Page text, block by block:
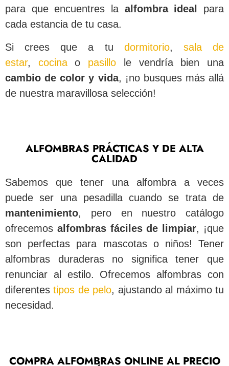
para que encuentres la alfombra ideal
para
cada estancia de tu casa.
Si crees que a tu dormitorio, sala de
estar, cocinao pasillo
le vendría bien una
cambio de color y vida, ¡no busques más allá
de nuestra maravillosa selección!
ALFOMBRAS PRÁCTICAS Y DE ALTA
CALIDAD
Sabemos que tener una alfombra a veces
puede ser una pesadilla cuando se trata de
mantenimiento, pero en nuestro catálogo
ofrecemos alfombras fáciles de limpiar, ¡que
son perfectas para mascotas o niños! Tener
alfombras duraderas no significa tener que
renunciar al estilo. Ofrecemos alfombras con
diferentestipos de pelo, ajustando al máximo tu
necesidad.
COMPRA ALFOMBRAS ONLINE AL PRECIO